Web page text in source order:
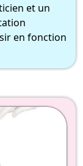
et un
en fonction